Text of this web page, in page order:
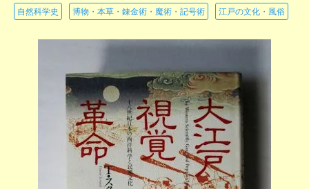
自然科学史 博物・本草・錬金術・魔術・記号術 江戸の文化・風俗